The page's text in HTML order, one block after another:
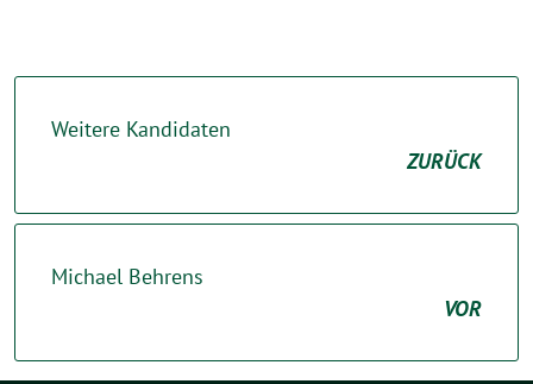
Weitere Kandidaten
ZURÜCK
Michael Behrens
VOR